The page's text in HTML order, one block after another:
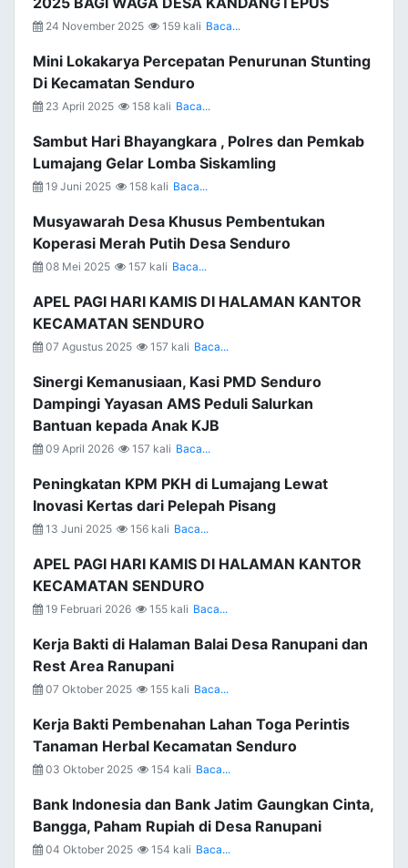
24 November 2025 159 kali Baca...
Mini Lokakarya Percepatan Penurunan Stunting
Di Kecamatan Senduro
23 April 2025 158 kali Baca...
Sambut Hari Bhayangkara , Polres dan Pemkab
Lumajang Gelar Lomba Siskamling
19 Juni 2025 158 kali Baca...
Musyawarah Desa Khusus Pembentukan
Koperasi Merah Putih Desa Senduro
08 Mei 2025 157 kali Baca...
APEL PAGI HARI KAMIS DI HALAMAN KANTOR
KECAMATAN SENDURO
07 Agustus 2025 157 kali Baca...
Sinergi Kemanusiaan, Kasi PMD Senduro
Dampingi Yayasan AMS Peduli Salurkan
Bantuan kepada Anak KJB
09 April 2026 157 kali Baca...
Peningkatan KPM PKH di Lumajang Lewat
Inovasi Kertas dari Pelepah Pisang
13 Juni 2025 156 kali Baca...
APEL PAGI HARI KAMIS DI HALAMAN KANTOR
KECAMATAN SENDURO
19 Februari 2026 155 kali Baca...
Kerja Bakti di Halaman Balai Desa Ranupani dan
Rest Area Ranupani
07 Oktober 2025 155 kali Baca...
Kerja Bakti Pembenahan Lahan Toga Perintis
Tanaman Herbal Kecamatan Senduro
03 Oktober 2025 154 kali Baca...
Bank Indonesia dan Bank Jatim Gaungkan Cinta,
Bangga, Paham Rupiah di Desa Ranupani
04 Oktober 2025 154 kali Baca...